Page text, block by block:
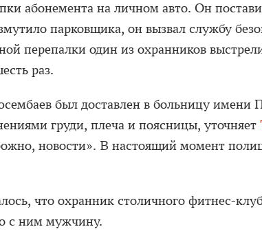
абонемента на личном авто. Он
парковщика, он вызвал службу
перепалки один из охранников
раз.
был доставлен в больницу имени
груди, плеча и поясницы, уточняет
новости». В настоящий момент
что охранник столичного фитнес-
с ним мужчину.